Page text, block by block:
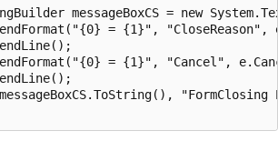
messageBoxCS = new
= {1}", "CloseReason",
= {1}", "Cancel",